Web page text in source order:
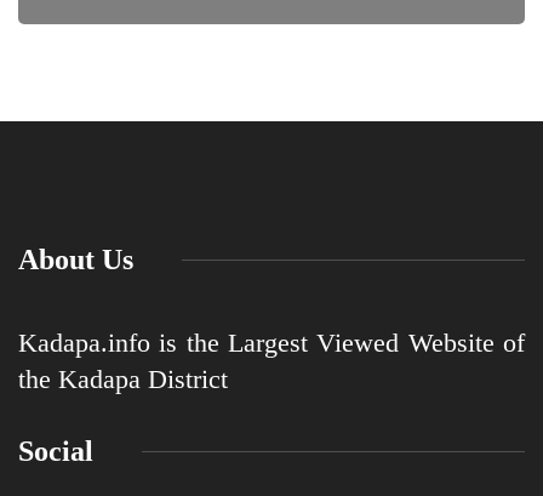
About Us
Kadapa.info is the Largest Viewed Website of
the Kadapa District
Social